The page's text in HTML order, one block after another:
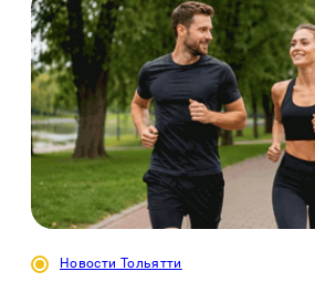
Новости Тольятти